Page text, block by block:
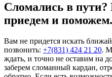
Сломались в
приедем и поможем.
Вам не придется искать
позвонить: +7(831) 424 21 20.
ждать, и точно не оставим на
заберем сломанный кардан,